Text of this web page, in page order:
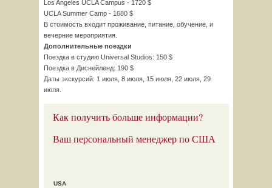
Los Angeles UCLA Campus - 1720 $
UCLA Summer Camp - 1680 $
В стоимость входит проживание, питание, обучение, и
вечерние мероприятия.
Дополнительные поездки
Поездка в студию Universal Studios: 150 $
Поездка в Диснейленд: 190 $
Даты экскурсий: 1 июля, 8 июля, 15 июля, 22 июля, 29
июля.
Как получить больше информации?
Ваш персональный менеджер по США
USA